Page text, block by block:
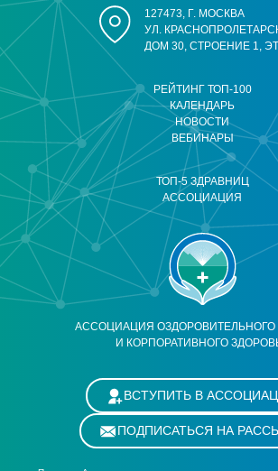
АССОЦИАЦИЯ ОЗДОРОВИТЕЛЬНОГО
И КОРПОРАТИВНОГО
РЕЙТИНГ ТОП-100
КАЛЕНДАРЬ
НОВОСТИ
ВЕБИНАРЫ
ТОП-5 ЗДРАВНИЦ
АССОЦИАЦИЯ
127473, Г. МОСКВА
УЛ.
ДОМ 30, СТРОЕНИЕ 1,
ВСТУПИТЬ В
ПОДПИСАТЬСЯ НА